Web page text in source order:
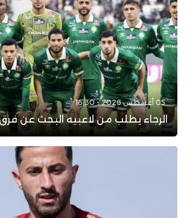
05 أغسطس 2026 - 16:30
الرجاء يطلب من لاعبيه البحث عن